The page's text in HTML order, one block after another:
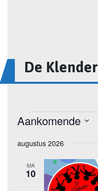
De Klender